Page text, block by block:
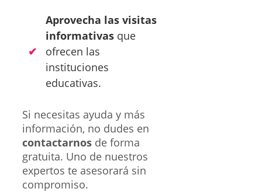
Aprovecha las visitas
informativas que
ofrecen las
instituciones
educativas.
Si necesitas ayuda y más
información, no dudes en
contactarnos de forma
gratuita. Uno de nuestros
expertos te asesorará sin
compromiso.